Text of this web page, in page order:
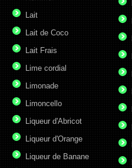
Lait
Lait de Coco
Lait Frais
Lime cordial
Limonade
Limoncello
Liqueur d'Abricot
Liqueur d'Orange
Liqueur de Banane